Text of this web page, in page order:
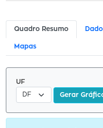
Quadro Resumo
Mapas
UF
Gerar